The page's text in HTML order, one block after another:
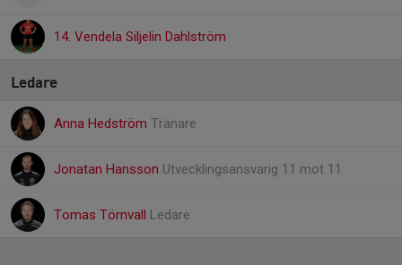
14. Vendela Siljelin Dahlström
Ledare
Anna Hedström Tränare
Jonatan Hansson Utvecklingsansvarig 11 mot 11
Tomas Törnvall Ledare